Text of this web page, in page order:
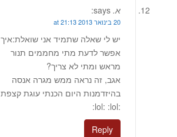
א. says:
20 בינואר 2013 at 21:13
יש לי שאלה שתמיד אני שואלת:איך
אפשר לדעת מתי מחממים תנור
מראש ומתי לא צריך?
אגב, זה נראה ממש מגרה אנסה
בהיזדמנות היום הכנתי עוגת קצפת
:lol: :lol:
Reply